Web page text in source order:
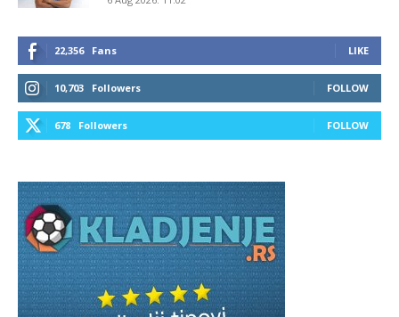
22,356 Fans LIKE
10,703 Followers FOLLOW
678 Followers FOLLOW